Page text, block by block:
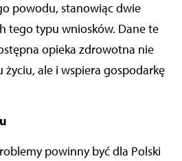
powodu, stanowiąc dwie
tego typu wniosków. Dane te
opieka zdrowotna nie
życiu, ale i wspiera gospodarkę
powinny być dla Polski